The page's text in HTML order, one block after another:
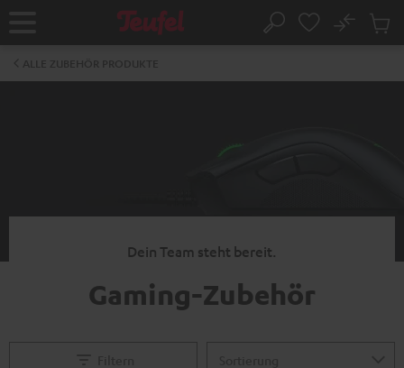
Startseite Suche
No
Dein Team steht bereit.
Gaming-Zubehör